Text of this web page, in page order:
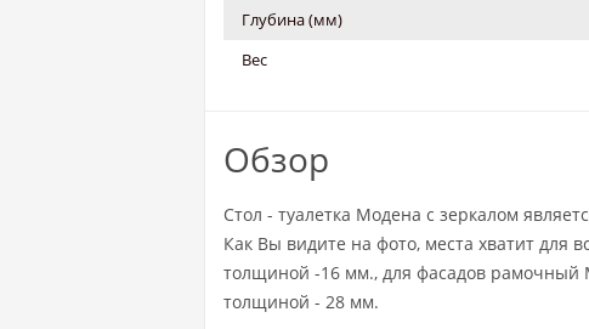
Глубина (мм)
Вес
Обзор
Стол - туалетка Модена с зеркалом
Как Вы видите на фото, места хватит для
толщиной -16 мм., для фасадов рамочный
толщиной - 28 мм.